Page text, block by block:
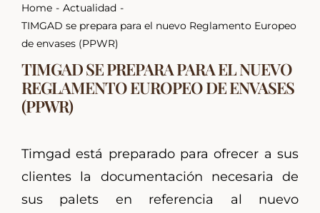
Home
Actualidad
TIMGAD se prepara para el nuevo Reglamento Europeo
de envases (PPWR)
TIMGAD SE PREPARA PARA EL NUEVO
REGLAMENTO EUROPEO DE ENVASES
(PPWR)
Timgad está preparado para ofrecer a sus
clientes la documentación necesaria de
sus palets en referencia al nuevo